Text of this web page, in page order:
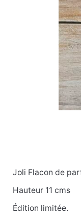
Joli Flacon de
Hauteur 11 cms
Édition limitée.
Poids